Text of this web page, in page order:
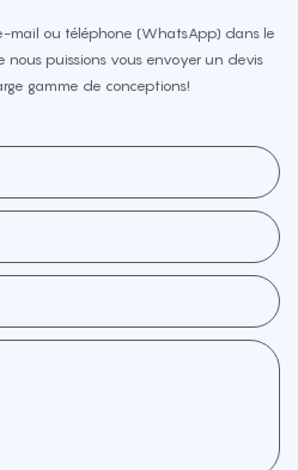
mail ou téléphone (WhatsApp) dans le
puissions vous envoyer un devis
gamme de conceptions!